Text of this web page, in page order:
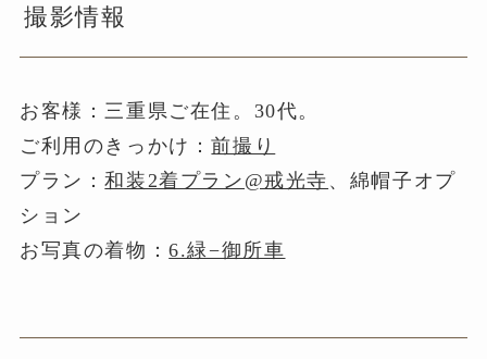
撮影情報
お客様：三重県ご在住。30代。
ご利用のきっかけ：前撮り
プラン：和装2着プラン@戒光寺 、綿帽子オプ
ション
お写真の着物：6.緑−御所車